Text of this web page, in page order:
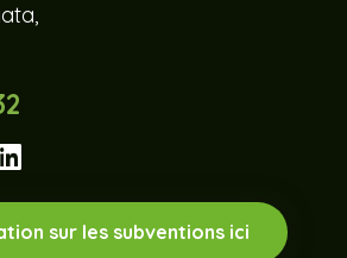
sur les subventions ici